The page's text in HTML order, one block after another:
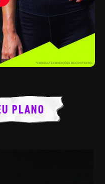
PLANO